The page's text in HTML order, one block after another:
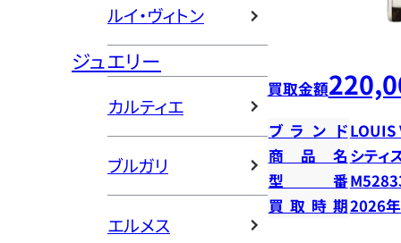
ルイ・ヴィトン
ジュエリー
カルティエ
ブルガリ
エルメス
買取金額
ブランドLOUIS
商品名 シティ
型番
買取時期2026